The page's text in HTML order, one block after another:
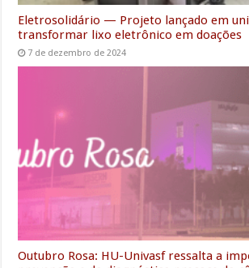
Eletrosolidário — Projeto lançado em
transformar lixo eletrônico em doações
7 de dezembro de 2024
Outubro Rosa: HU-Univasf ressalta a